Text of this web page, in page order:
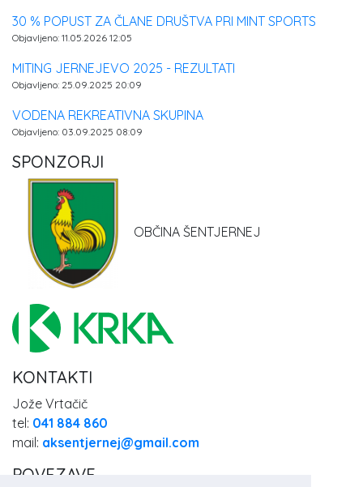
30 % POPUST ZA ČLANE DRUŠTVA PRI MINT SPORTS
Objavljeno: 11.05.2026 12:05
MITING JERNEJEVO 2025 - REZULTATI
Objavljeno: 25.09.2025 20:09
VODENA REKREATIVNA SKUPINA
Objavljeno: 03.09.2025 08:09
SPONZORJI
OBČINA ŠENTJERNEJ
KONTAKTI
Jože Vrtačič
tel: 041 884 860
mail: aksentjernej@gmail.com
POVEZAVE